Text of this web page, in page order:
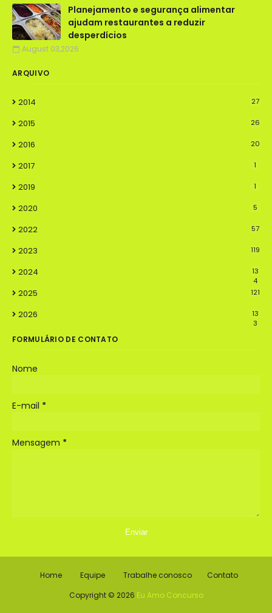
Planejamento e segurança alimentar
ajudam restaurantes a reduzir
desperdícios
August 03,2026
ARQUIVO
2014 27
2015 26
2016 20
2017 1
2019 1
2020 5
2022 57
2023 119
2024
13
4
2025 121
2026
13
3
FORMULÁRIO DE CONTATO
Nome
E-mail *
Mensagem *
Home Equipe Trabalhe conosco
Contato
Copyright © 2026 Eu Amo Concurso